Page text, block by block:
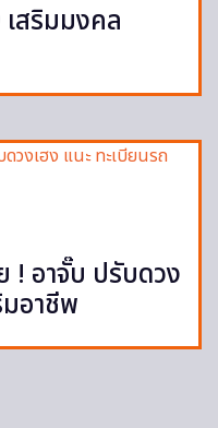
สริมมงคล
! อาจั๊บ ปรับดวง
มอาชีพ